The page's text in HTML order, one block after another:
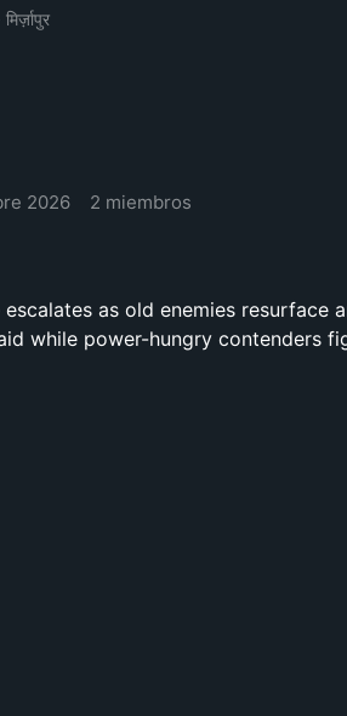
मिर्ज़ापुर
2026 2 miembros
as old enemies resurface
while power-hungry contenders